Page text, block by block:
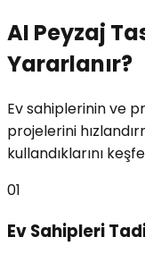
AI Peyzaj
Yararlanır?
Ev sahiplerinin ve
projelerini
kullandıklarını
01
Ev Sahipleri